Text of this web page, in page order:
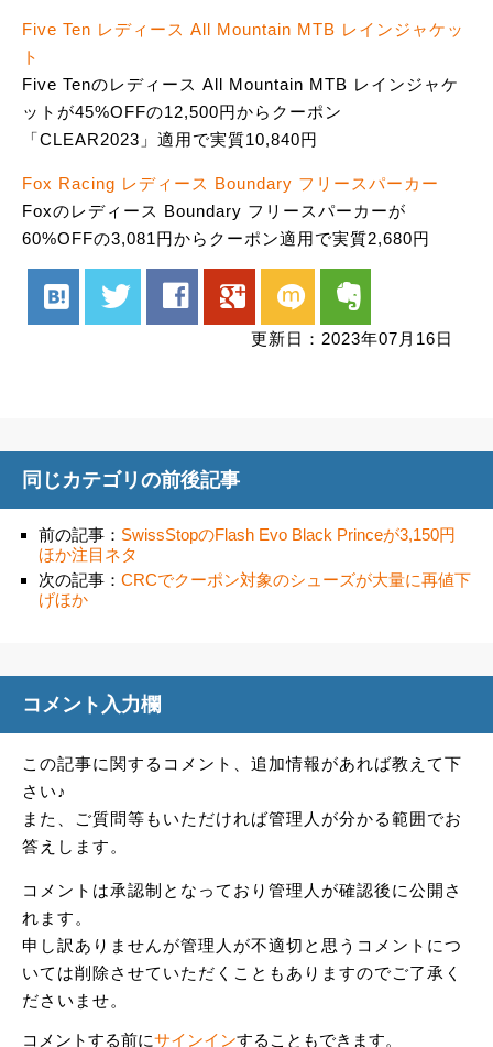
Five Ten レディース All Mountain MTB レインジャケッ
ト
Five Tenのレディース All Mountain MTB レインジャケ
ットが45%OFFの12,500円からクーポン
「CLEAR2023」適用で実質10,840円
Fox Racing レディース Boundary フリースパーカー
Foxのレディース Boundary フリースパーカーが
60%OFFの3,081円からクーポン適用で実質2,680円
hatenabookmark twitter facebook google mixi evernote
更新日：2023年07月16日
同じカテゴリの前後記事
前の記事： SwissStopのFlash Evo Black Princeが3,150円
ほか注目ネタ
次の記事： CRCでクーポン対象のシューズが大量に再値下
げほか
コメント入力欄
この記事に関するコメント、追加情報があれば教えて下
さい♪
また、ご質問等もいただければ管理人が分かる範囲でお
答えします。
コメントは承認制となっており管理人が確認後に公開さ
れます。
申し訳ありませんが管理人が不適切と思うコメントにつ
いては削除させていただくこともありますのでご了承く
ださいませ。
コメントする前にサインインすることもできます。